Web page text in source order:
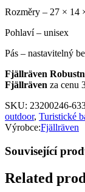
Rozměry – 27 × 14
Pohlaví – unisex
Pás – nastavitelný
Fjällräven
Fjällräven za cenu
SKU: 23200246-
outdoor, Turistické
Výrobce:Fjällräven
Související
Related